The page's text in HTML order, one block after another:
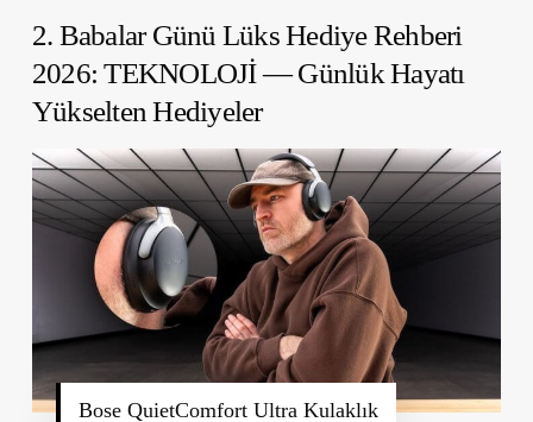
2. Babalar Günü Lüks Hediye Rehberi
2026:TEKNOLOJİ — Günlük Hayatı
Yükselten Hediyeler
Bose QuietComfort Ultra Kulaklık